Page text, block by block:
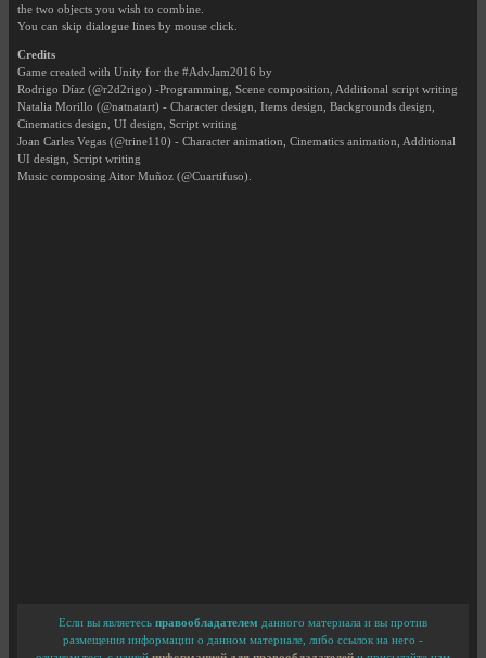
the two objects you wish to combine.
You can skip dialogue lines by mouse click.
Credits
Game created with Unity for the #AdvJam2016 by
Rodrigo Díaz (@r2d2rigo) -Programming, Scene composition, Additional script writing
Natalia Morillo (@natnatart) - Character design, Items design, Backgrounds design,
Cinematics design, UI design, Script writing
Joan Carles Vegas (@trine110) - Character animation, Cinematics animation, Additional
UI design, Script writing
Music composing Aitor Muñoz (@Cuartifuso).
Если вы являетесь правообладателем данного материала и вы против
размещения информации о данном материале, либо ссылок на него -